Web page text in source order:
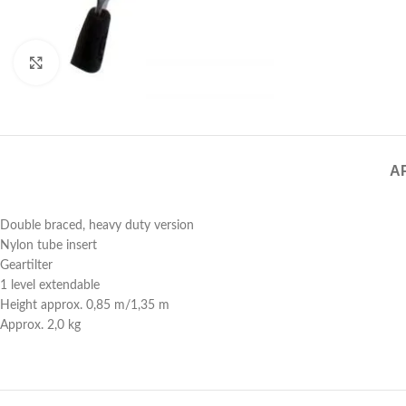
Click to enlarge
Double braced, heavy duty version
Nylon tube insert
Geartilter
1 level extendable
Height approx. 0,85 m/1,35 m
Approx. 2,0 kg